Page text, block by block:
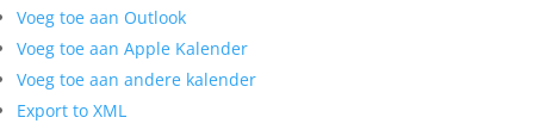
Voeg toe aan Outlook
Voeg toe aan Apple Kalender
Voeg toe aan andere kalender
Export to XML